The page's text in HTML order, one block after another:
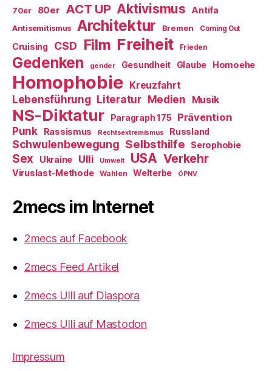
70er 80er ACT UP Aktivismus Antifa
Antisemitismus Architektur Bremen Coming Out
Cruising CSD Film Freiheit Frieden
Gedenken gender Gesundheit Glaube Homoehe
Homophobie Kreuzfahrt
Lebensführung Literatur Medien Musik
NS-Diktatur Paragraph 175
Prävention
Punk
Rassismus Rechtsextremismus Russland
Schwulenbewegung Selbsthilfe Serophobie
Sex Ukraine Ulli Umwelt USA Verkehr
Viruslast-Methode Wahlen Welterbe ÖPNV
2mecs im Internet
2mecs auf Facebook
2mecs Feed Artikel
2mecs Ulli auf Diaspora
2mecs Ulli auf Mastodon
Impressum